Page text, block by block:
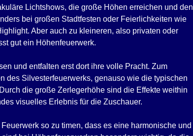
Lichtshows, die große Höhen erreichen und den
bei großen Stadtfesten oder Feierlichkeiten wie
Aber auch zu kleineren, also privaten oder
gut ein Höhenfeuerwerk.
und entfalten erst dort ihre volle Pracht. Zum
des Silvesterfeuerwerks, genauso wie die typischen
die große Zerlegerhöhe sind die Effekte weithin
visuelles Erlebnis für die Zuschauer.
so zu timen, dass es eine harmonische und